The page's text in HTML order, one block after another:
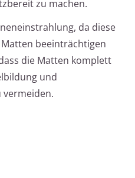
zu machen.
da diese
beeinträchtigen
die Matten komplett
und
vermeiden.